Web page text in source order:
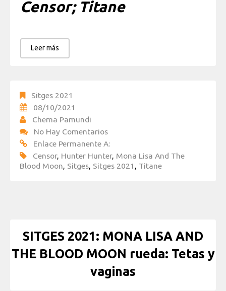
Censor; Titane
Leer más
Sitges 2021
08/10/2021
Chema Pamundi
No Hay Comentarios
Enlace Permanente A:
Censor, Hunter Hunter, Mona Lisa And The
Blood Moon, Sitges, Sitges 2021 , Titane
SITGES 2021: MONA LISA AND
THE BLOOD MOON rueda: Tetas y
vaginas